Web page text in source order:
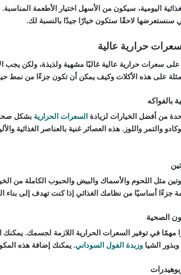
اليومية، سيكون من الأسهل اختيار الأطعمة
سنستعرضها لاحقًا ستكون خيارًا جيدًا بالنسبة لك.
حرارية عالية
على سعرات حرارية عالية غالبًا مشهية ولذيذة، ولكن يجب
على هذه الأكلات وكيف يمكن أن تكون جزءًا من نمط
من أفضل الخيارات لزيادة السعرات الحرارية بشكل
والتمر واللوز. هذه العصائر غنية بالعناصر الغذائية
مثل اللحوم والأسماك والبيض والحبوب الكاملة من
جزءًا أساسيًا من نظامك الغذائي إذا كنت تهدف إلى
مهمًا في توفير السعرات الحرارية اللازمة لجسمك.
الشيا وزبدة الفول السوداني. يمكنك إضافة هذه